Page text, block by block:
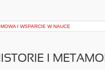
I WSPARCIE W NAUCE
I